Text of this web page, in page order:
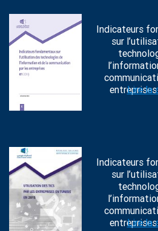
Indicateurs
sur
Lire la
Indicateurs
sur
Lire la